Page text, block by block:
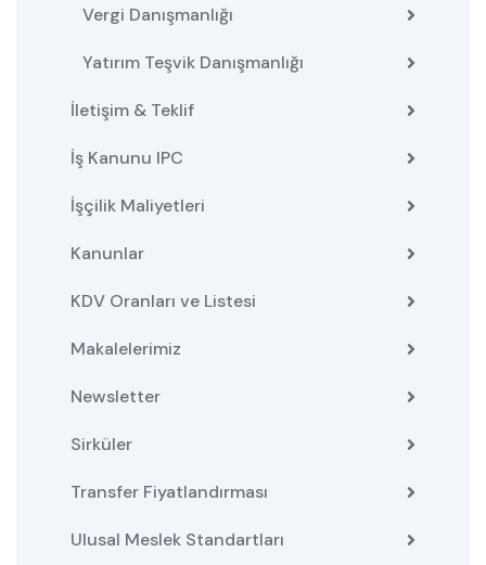
Vergi Danışmanlığı
Yatırım Teşvik Danışmanlığı
İletişim & Teklif
İş Kanunu IPC
İşçilik Maliyetleri
Kanunlar
KDV Oranları ve Listesi
Makalelerimiz
Newsletter
Sirküler
Transfer Fiyatlandırması
Ulusal Meslek Standartları